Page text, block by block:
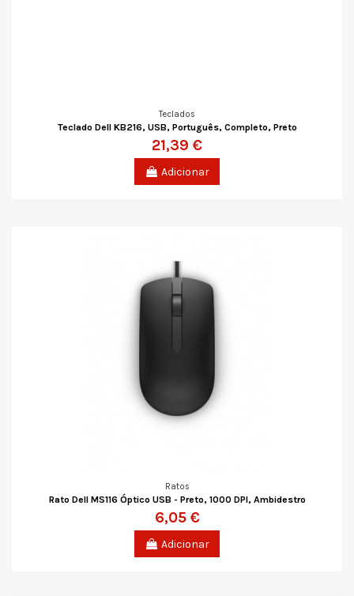
Teclados
Teclado Dell KB216, USB, Português, Completo, Preto
21,39 €
Adicionar
Ratos
Rato Dell MS116 Óptico USB - Preto, 1000 DPI, Ambidestro
6,05 €
Adicionar